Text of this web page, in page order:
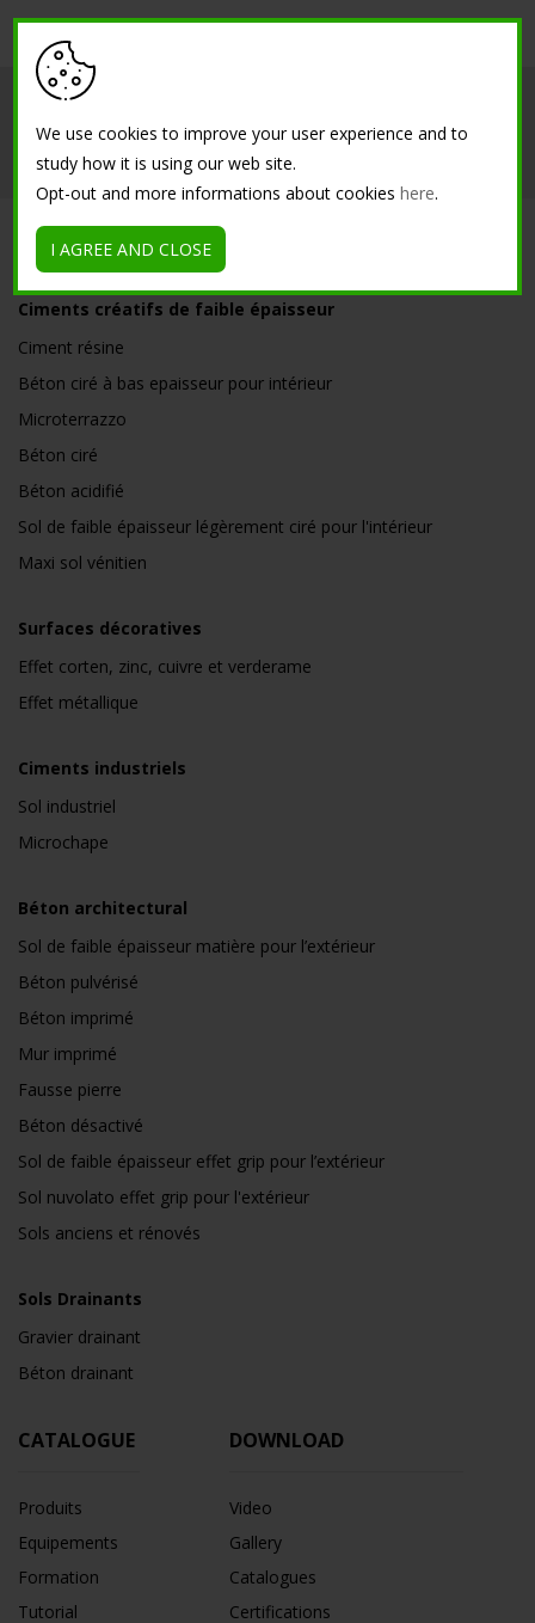
Société
Références Contacts
SOLUTIONS
Ciments créatifs de faible épaisseur
Ciment résine
Béton ciré à bas epaisseur pour intérieur
Microterrazzo
Béton ciré
Béton acidifié
Sol de faible épaisseur légèrement ciré pour l'intérieur
Maxi sol vénitien
Surfaces décoratives
Effet corten, zinc, cuivre et verderame
Effet métallique
Ciments industriels
Sol industriel
Microchape
Béton architectural
Sol de faible épaisseur matière pour l’extérieur
Béton pulvérisé
Béton imprimé
Mur imprimé
Fausse pierre
Béton désactivé
Sol de faible épaisseur effet grip pour l’extérieur
Sol nuvolato effet grip pour l'extérieur
Sols anciens et rénovés
Sols Drainants
Gravier drainant
Béton drainant
CATALOGUE
Produits
Equipements
Formation
Tutorial
DOWNLOAD
Video
Gallery
Catalogues
Certifications
We use cookies to improve your user experience and to
study how it is using our web site.
Opt-out and more informations about cookieshere.
I AGREE AND CLOSE